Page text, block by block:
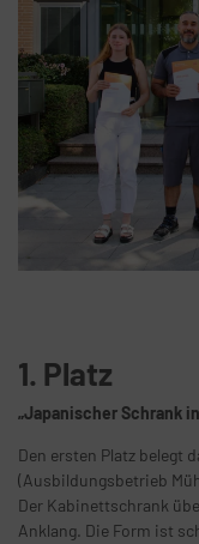
1. Platz
„Japanischer Schrank
Den ersten Platz belegt
(Ausbildungsbetrieb
Der Kabinettschrank
Anklang. Die Form ist